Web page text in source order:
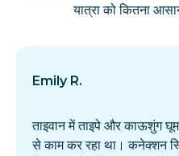
यात्रा को कितना
Emily R.
ताइवान में ताइपे और काऊशुंग
से काम कर रहा था। कनेक्शन